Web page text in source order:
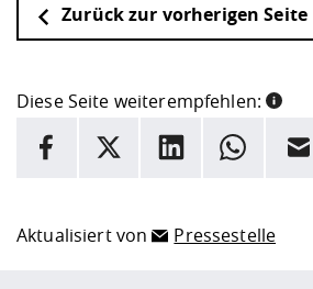
Zurück zur vorherigen Seite
Diese Seite weiterempfehlen:
INFORMATION
Facebook
X LinkedInWhatsappE-Mail
Aktualisiert von Pressestelle